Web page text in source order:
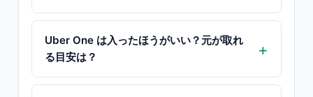
Uber One は入ったほうがいい？元が取れ
る目安は？